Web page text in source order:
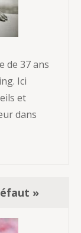
de 37 ans
Ici
et
dans
»